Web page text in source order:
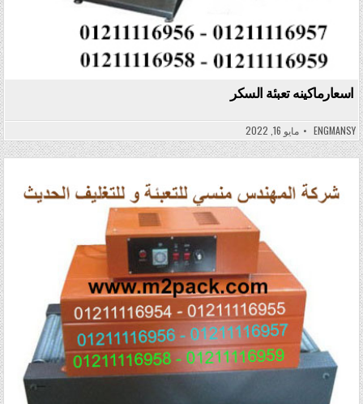
اسعارماكينه تعبئة السكر
ENGMANSY مايو 16, 2022
Posted in